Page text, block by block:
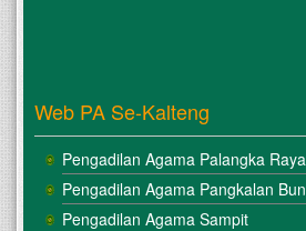
Web PA Se-Kalteng
Pengadilan Agama Palangka Raya
Pengadilan Agama Pangkalan Bun
Pengadilan Agama Sampit